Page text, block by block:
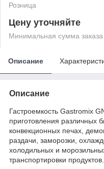
Розница
Цену уточняйте
Минимальная сумма
Описание
Описание
Гастроемкость Gastromix
приготовления различных
конвекционных печах,
раздачи, заморозки,
холодильных и
транспортировки продуктов.